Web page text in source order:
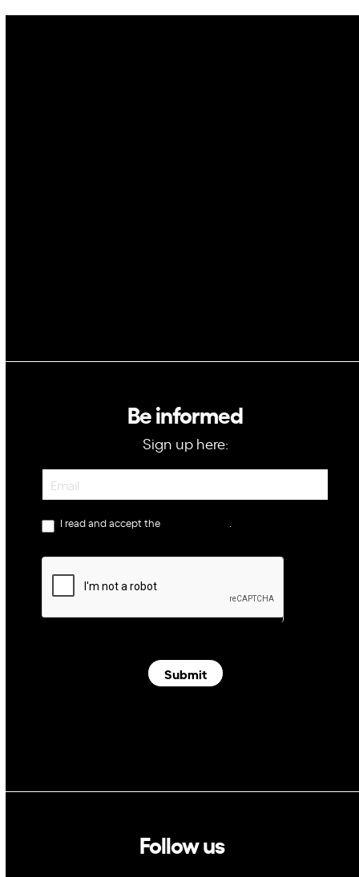
Be informed
Sign up here:
Newsletter
I read and accept the privacy policy.
Submit
Follow us